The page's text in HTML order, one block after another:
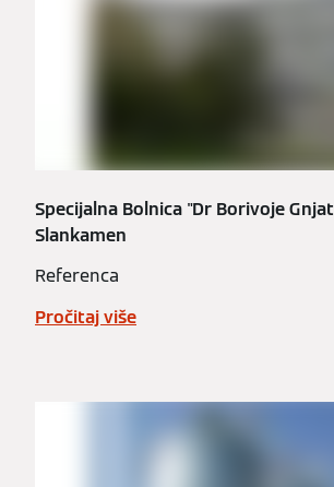
Specijalna Bolnica "Dr Borivoje
Slankamen
Referenca
Pročitaj više